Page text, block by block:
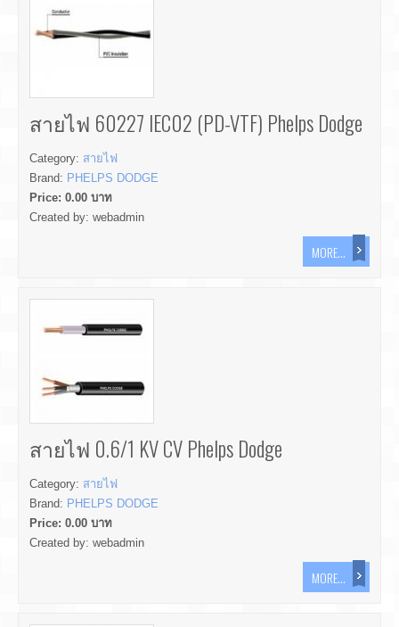
สายไฟ 60227 IEC02 (PD-VTF) Phelps Dodge
Category: สายไฟ
Brand: PHELPS DODGE
Price: 0.00 บาท
Created by: webadmin
MORE...
สายไฟ 0.6/1 KV CV Phelps Dodge
Category: สายไฟ
Brand: PHELPS DODGE
Price: 0.00 บาท
Created by: webadmin
MORE...